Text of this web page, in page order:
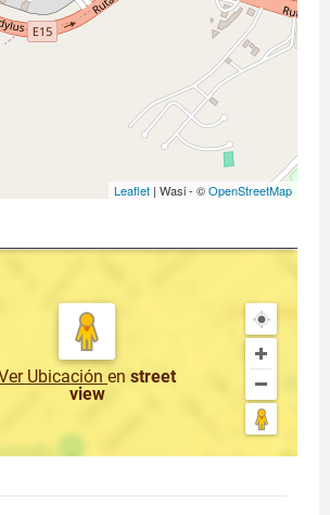
Leaflet | Wasi - ©OpenStreetMap
Ubicación en street
view